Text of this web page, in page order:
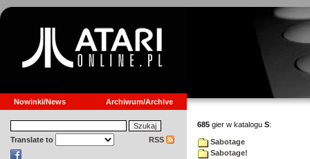
Nowinki/News Archiwum/Archive
Translate to RSS
685 gier w katalogu S:
Sabotage
Sabotage!